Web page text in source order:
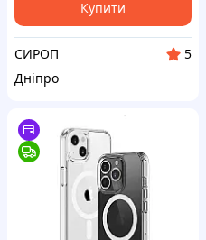
Купити
СИРОП
5
Дніпро